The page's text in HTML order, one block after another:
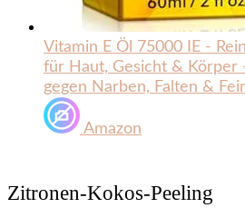
Vitamin E Öl 75000 IE -
für Haut, Gesicht & Körper
gegen Narben, Falten &
Amazon
Zitronen-Kokos-Peeling